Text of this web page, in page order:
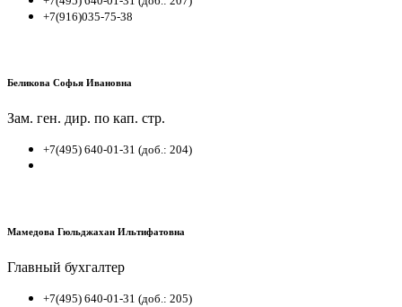
+7(916)035-75-38
Беликова Софья Ивановна
Зам. ген. дир. по кап. стр.
+7(495) 640-01-31 (доб.: 204)
Мамедова Гюльджахан Ильтифатовна
Главный бухгалтер
+7(495) 640-01-31 (доб.: 205)